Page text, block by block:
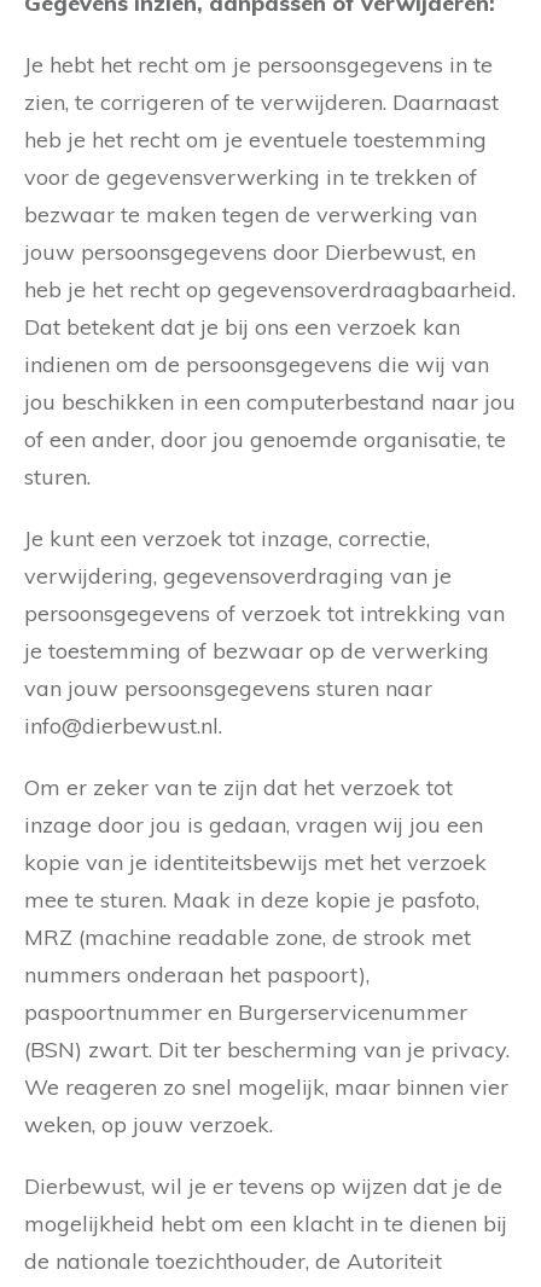
Je hebt het recht om je persoonsgegevens in te
zien, te corrigeren of te verwijderen. Daarnaast
heb je het recht om je eventuele toestemming
voor de gegevensverwerking in te trekken of
bezwaar te maken tegen de verwerking van
jouw persoonsgegevens door Dierbewust, en
heb je het recht op gegevensoverdraagbaarheid.
Dat betekent dat je bij ons een verzoek kan
indienen om de persoonsgegevens die wij van
jou beschikken in een computerbestand naar jou
of een ander, door jou genoemde organisatie, te
sturen.
Je kunt een verzoek tot inzage, correctie,
verwijdering, gegevensoverdraging van je
persoonsgegevens of verzoek tot intrekking van
je toestemming of bezwaar op de verwerking
van jouw persoonsgegevens sturen naar
info@dierbewust.nl.
Om er zeker van te zijn dat het verzoek tot
inzage door jou is gedaan, vragen wij jou een
kopie van je identiteitsbewijs met het verzoek
mee te sturen. Maak in deze kopie je pasfoto,
MRZ (machine readable zone, de strook met
nummers onderaan het paspoort),
paspoortnummer en Burgerservicenummer
(BSN) zwart. Dit ter bescherming van je privacy.
We reageren zo snel mogelijk, maar binnen vier
weken, op jouw verzoek.
Dierbewust, wil je er tevens op wijzen dat je de
mogelijkheid hebt om een klacht in te dienen bij
de nationale toezichthouder, de Autoriteit